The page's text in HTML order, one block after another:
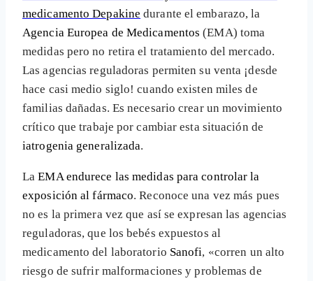
medicamento Depakine durante el embarazo, la
Agencia Europea de Medicamentos (EMA) toma
medidas pero no retira el tratamiento del mercado.
Las agencias reguladoras permiten su venta ¡desde
hace casi medio siglo! cuando existen miles de
familias dañadas. Es necesario crear un movimiento
crítico que trabaje por cambiar esta situación de
iatrogenia generalizada.
LaEMA endurece las medidas para controlar la
exposición al fármaco. Reconoce una vez más pues
no es la primera vez que así se expresan las agencias
reguladoras, que los bebés expuestos al
medicamento del laboratorio Sanofi, «corren un alto
riesgo de sufrir malformaciones y problemas de